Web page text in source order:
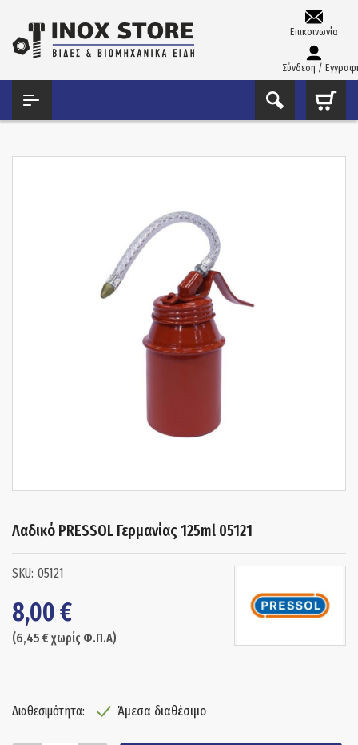
Επικοινωνία
Σύνδεση /
Λαδικό PRESSOL Γερμανίας 125ml 05121
05121
8,00€
(6,45 € χωρίς Φ.Π.Α)
Διαθεσιμότητα: Άμεσα διαθέσιμο